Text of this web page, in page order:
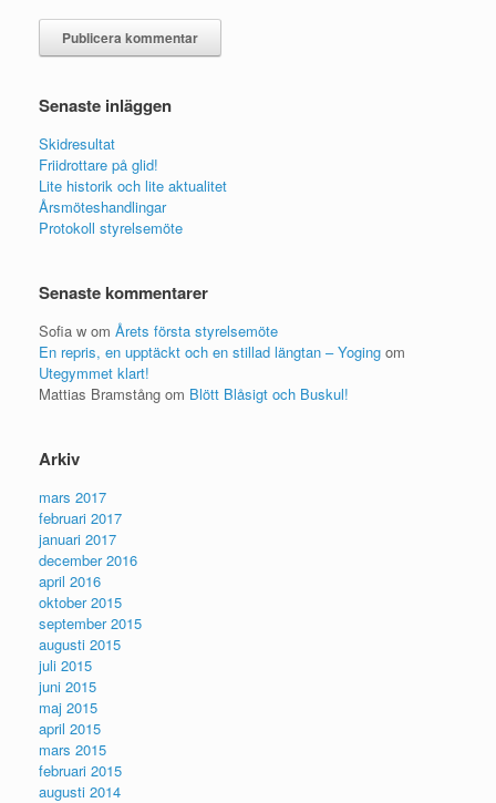
Senaste inläggen
Skidresultat
Friidrottare på glid!
Lite historik och lite aktualitet
Årsmöteshandlingar
Protokoll styrelsemöte
Senaste kommentarer
Sofia w om Årets första styrelsemöte
En repris, en upptäckt och en stillad längtan – Yoging om
Utegymmet klart!
Mattias Bramstång om Blött Blåsigt och Buskul!
Arkiv
mars 2017
februari 2017
januari 2017
december 2016
april 2016
oktober 2015
september 2015
augusti 2015
juli 2015
juni 2015
maj 2015
april 2015
mars 2015
februari 2015
augusti 2014